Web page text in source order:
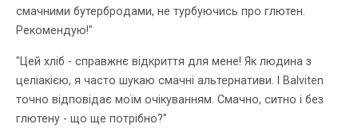
смачними бутербродами, не турбуючись про глютен.
Рекомендую!"
"Цей хліб - справжнє відкриття для мене! Як людина з
целіакією, я часто шукаю смачні альтернативи. І Balviten
точно відповідає моїм очікуванням. Смачно, ситно і без
глютену - що ще потрібно?"